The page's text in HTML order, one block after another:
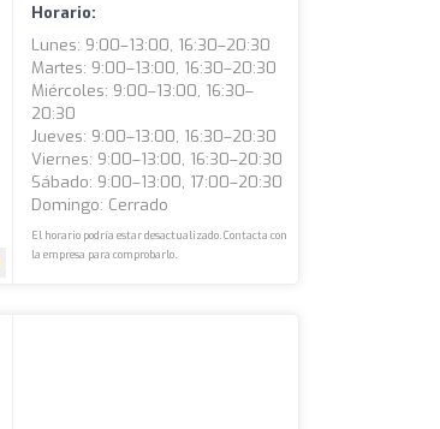
Horario:
Lunes: 9:00–13:00, 16:30–20:30
Martes: 9:00–13:00, 16:30–20:30
Miércoles: 9:00–13:00, 16:30–
20:30
Jueves: 9:00–13:00, 16:30–20:30
Viernes: 9:00–13:00, 16:30–20:30
Sábado: 9:00–13:00, 17:00–20:30
Domingo: Cerrado
El horario podría estar desactualizado. Contacta con
la empresa para comprobarlo.